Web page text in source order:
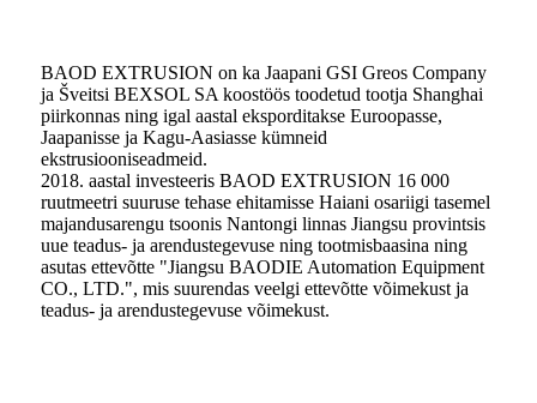
BAOD EXTRUSION on ka Jaapani GSI Greos Company
ja Šveitsi BEXSOL SA koostöös toodetud tootja Shanghai
piirkonnas ning igal aastal eksporditakse Euroopasse,
Jaapanisse ja Kagu-Aasiasse kümneid
ekstrusiooniseadmeid.
2018. aastal investeeris BAOD EXTRUSION 16 000
ruutmeetri suuruse tehase ehitamisse Haiani osariigi tasemel
majandusarengu tsoonis Nantongi linnas Jiangsu provintsis
uue teadus- ja arendustegevuse ning tootmisbaasina ning
asutas ettevõtte "Jiangsu BAODIE Automation Equipment
CO., LTD.", mis suurendas veelgi ettevõtte võimekust ja
teadus- ja arendustegevuse võimekust.